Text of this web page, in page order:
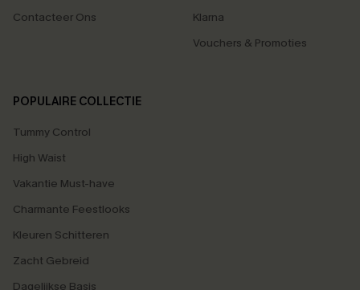
Contacteer Ons
Klarna
Vouchers & Promoties
POPULAIRE COLLECTIE
Tummy Control
High Waist
Vakantie Must-have
Charmante Feestlooks
Kleuren Schitteren
Zacht Gebreid
Dagelijkse Basis